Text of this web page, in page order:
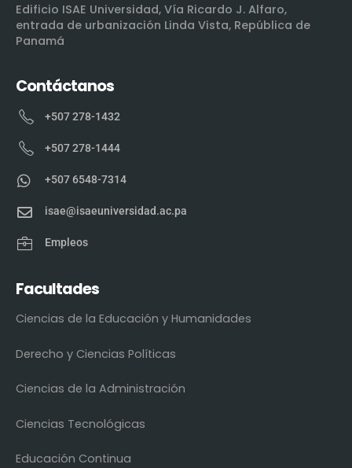
Edificio ISAE Universidad, Vía Ricardo J. Alfaro,
entrada de urbanización Linda Vista, República de
Panamá
Contáctanos
+507 278-1432
+507 278-1444
+507 6548-7314
isae@isaeuniversidad.ac.pa
Empleos
Facultades
Ciencias de la Educación y Humanidades
Derecho y Ciencias Políticas
Ciencias de la Administración
Ciencias Tecnológicas
Educación Continua